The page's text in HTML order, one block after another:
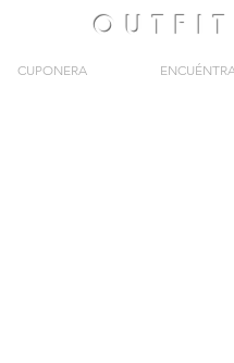
OUTFIT
CUPONERA